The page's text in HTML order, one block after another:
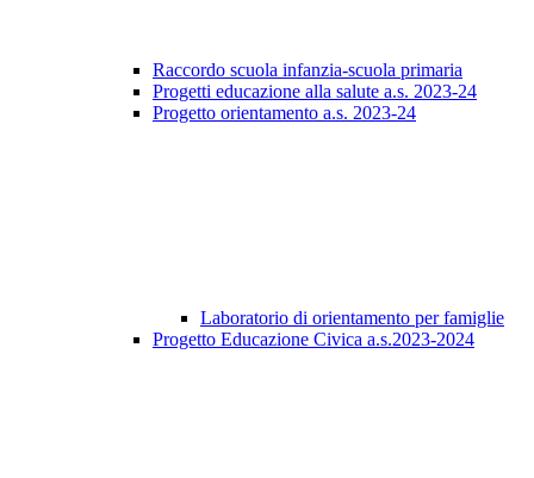
Raccordo scuola infanzia-scuola primaria
Progetti educazione alla salute a.s. 2023-24
Progetto orientamento a.s. 2023-24
Laboratorio di orientamento per famiglie
Progetto Educazione Civica a.s.2023-2024